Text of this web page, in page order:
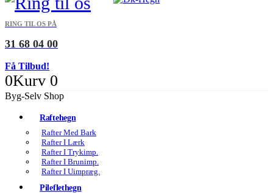
RING TIL OS PÅ
31 68 04 00
Få Tilbud!
0Kurv 0
Byg-Selv Shop
Raftehegn
Rafter Med Bark
Rafter I Lærk
Rafter I Trykimp.
Rafter I Brunimp.
Rafter I Uimpræg.
Pileflethegn